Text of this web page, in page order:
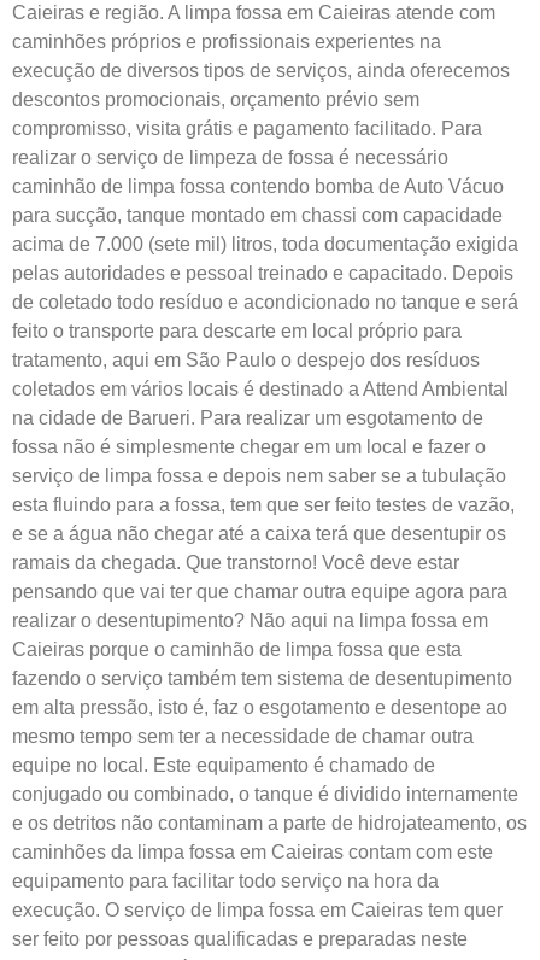
Caieiras e região. A limpa fossa em Caieiras atende com
caminhões próprios e profissionais experientes na
execução de diversos tipos de serviços, ainda oferecemos
descontos promocionais, orçamento prévio sem
compromisso, visita grátis e pagamento facilitado. Para
realizar o serviço de limpeza de fossa é necessário
caminhão de limpa fossa contendo bomba de Auto Vácuo
para sucção, tanque montado em chassi com capacidade
acima de 7.000 (sete mil) litros, toda documentação exigida
pelas autoridades e pessoal treinado e capacitado. Depois
de coletado todo resíduo e acondicionado no tanque e será
feito o transporte para descarte em local próprio para
tratamento, aqui em São Paulo o despejo dos resíduos
coletados em vários locais é destinado a Attend Ambiental
na cidade de Barueri. Para realizar um esgotamento de
fossa não é simplesmente chegar em um local e fazer o
serviço de limpa fossa e depois nem saber se a tubulação
esta fluindo para a fossa, tem que ser feito testes de vazão,
e se a água não chegar até a caixa terá que desentupir os
ramais da chegada. Que transtorno! Você deve estar
pensando que vai ter que chamar outra equipe agora para
realizar o desentupimento? Não aqui na limpa fossa em
Caieiras porque o caminhão de limpa fossa que esta
fazendo o serviço também tem sistema de desentupimento
em alta pressão, isto é, faz o esgotamento e desentope ao
mesmo tempo sem ter a necessidade de chamar outra
equipe no local. Este equipamento é chamado de
conjugado ou combinado, o tanque é dividido internamente
e os detritos não contaminam a parte de hidrojateamento, os
caminhões da limpa fossa em Caieiras contam com este
equipamento para facilitar todo serviço na hora da
execução. O serviço de limpa fossa em Caieiras tem quer
ser feito por pessoas qualificadas e preparadas neste